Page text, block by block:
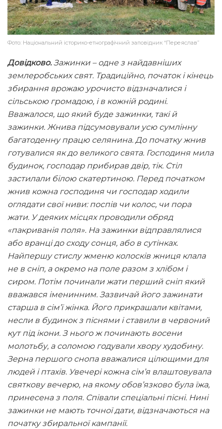
Фото: Національний історико-етнографічний заповідник “Переяслав”
Довідково.Зажинки – одне з найдавніших
землеробських свят. Традиційно, початок і кінець
збирання врожаю урочисто відзначалися і
сільською громадою, і в кожній родині.
Вважалося, що який буде зажинки, такі й
зажинки. Жнива підсумовували усю сумлінну
багатоденну працю селянина. До початку жнив
готувалися як до великого свята. Господиня мила
будинок, господар прибирав двір, тік. Стіл
застилали білою скатертиною. Перед початком
жнив кожна господиня чи господар ходили
оглядати свої ниви: поспів чи колос, чи пора
жати. У деяких місцях проводили обряд
«пакриванія поля». На зажинки відправлялися
або вранці до сходу сонця, або в сутінках.
Найпершу стислу жменю колосків жниця клала
не в сніп, а окремо на поле разом з хлібом і
сиром. Потім починали жати перший сніп який
вважався іменинним. Зазвичай його зажинати
старша в сім’ї жінка. Його прикрашали квітами,
несли в будинок з піснями і ставили в червоний
кут під ікони. З нього ж починають восени
молотьбу, а соломою годували хвору худобину.
Зерна першого снопа вважалися цілющими для
людей і птахів. Увечері кожна сім’я влаштовувала
святкову вечерю, на якому обов’язково була їжа,
принесена з поля. Співали спеціальні пісні. Нині
зажинки не мають точної дати, відзначаються на
початку збиральної кампанії.